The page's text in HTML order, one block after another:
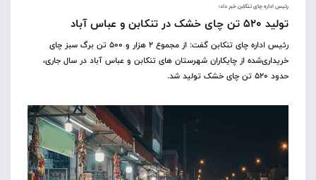
رئیس اداره چای تنکابن خبر داد؛
تولید ۵۲۰ تن چای خشک در تنکابن و عباس آباد
رئیس اداره چای تنکابن گفت: از مجموع ۲ هزار و ۵۰۰ تن برگ سبز چای
خریداری‌شده از چایکاران شهرستان های تنکابن و عباس آباد در سال جاری،
حدود ۵۲۰ تن چای خشک تولید شد.